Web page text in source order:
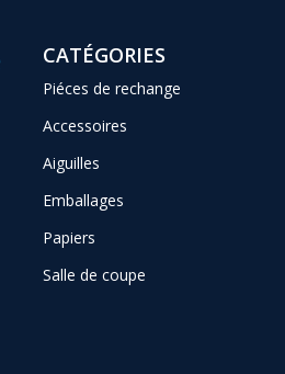
CATÉGORIES
Piéces de rechange
Accessoires
Aiguilles
Emballages
Papiers
Salle de coupe